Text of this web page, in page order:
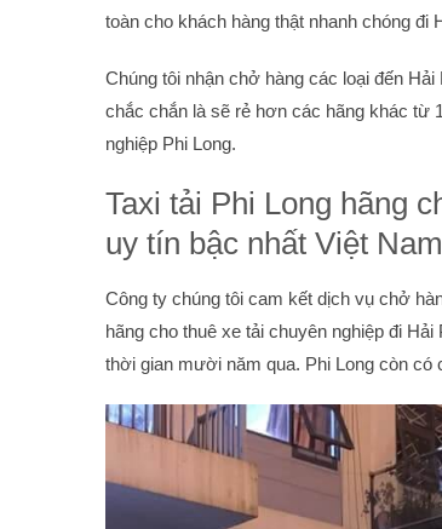
toàn cho khách hàng thật nhanh chóng đi
Chúng tôi nhận chở hàng các loại đến
chắc chắn là sẽ rẻ hơn các hãng khác từ
nghiệp Phi Long.
Taxi tải Phi Long hãng
uy tín bậc nhất Việt
Công ty chúng tôi cam kết dịch vụ chở
hãng cho thuê xe tải chuyên nghiệp đi
thời gian mười năm qua. Phi Long còn có